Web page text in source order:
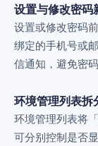
设置与修改密码
设置或修改密码
绑定的手机号或
信通知，避免密
环境管理列表拆
环境管理列表将
可分别控制是否